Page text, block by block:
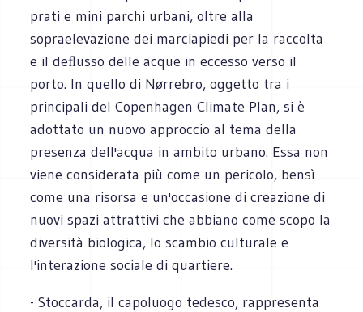
prati e mini parchi urbani, oltre alla
sopraelevazione dei marciapiedi per la raccolta
e il deﬂusso delle acque in eccesso verso il
porto. In quello di Nørrebro, oggetto tra i
principali del Copenhagen Climate Plan, si è
adottato un nuovo approccio al tema della
presenza dell'acqua in ambito urbano. Essa non
viene considerata più come un pericolo, bensì
come una risorsa e un'occasione di creazione di
nuovi spazi attrattivi che abbiano come scopo la
diversità biologica, lo scambio culturale e
l'interazione sociale di quartiere.
- Stoccarda, il capoluogo tedesco, rappresenta